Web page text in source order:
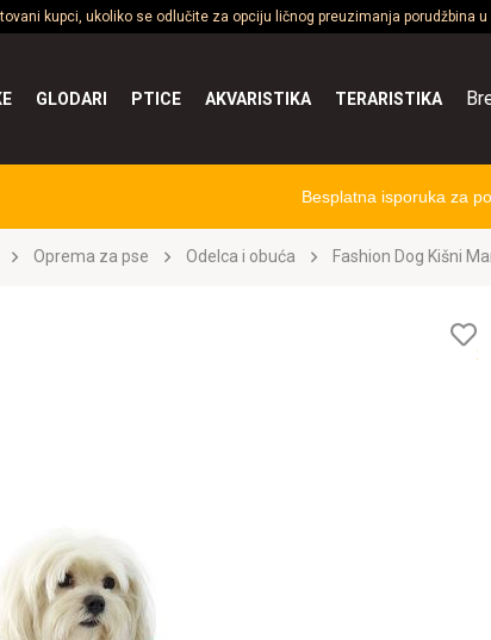
kupci, ukoliko se odlučite za opciju ličnog preuzimanja
GLODARI PTICE AKVARISTIKA TERARISTIKA
Besplatna isporuka za
Oprema za pse Odelca i obuća Fashion Dog Kišni